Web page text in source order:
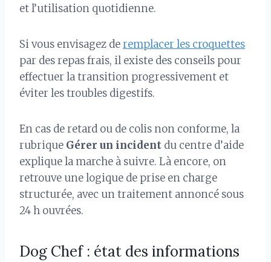
et l’utilisation quotidienne.
Si vous envisagez deremplacer les croquettes
par des repas frais, il existe des conseils pour
effectuer la transition progressivement et
éviter les troubles digestifs.
En cas de retard ou de colis non conforme, la
rubrique Gérer un incident du centre d’aide
explique la marche à suivre. Là encore, on
retrouve une logique de prise en charge
structurée, avec un traitement annoncé sous
24 h ouvrées.
Dog Chef : état des informations